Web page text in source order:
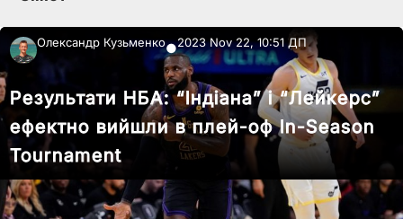
Олександр Кузьменко●2023 Nov 22, 10:51 ДП
Результати НБА: “Індіана” і “Лейкерс”
ефектно вийшли в плей-оф In-Season
Tournament